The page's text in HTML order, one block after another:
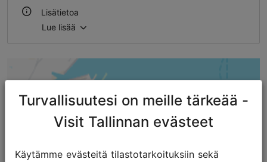
Lisätietoa
Lue lisää
Turvallisuutesi on meille tärkeää -
Visit Tallinnan evästeet
Käytämme evästeitä tilastotarkoituksiin sekä